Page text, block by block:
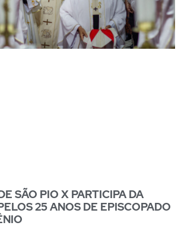
SÃO PIO X PARTICIPA DA
25 ANOS DE EPISCOPADO